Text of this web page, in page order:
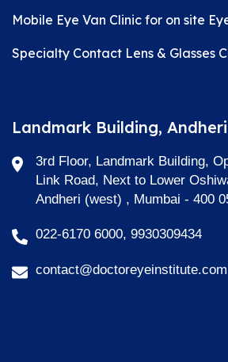
Mobile Eye Van Clinic for on site
Specialty Contact Lens & Glasses
Landmark Building,
3rd Floor, Landmark Building,
Link Road, Next to Lower
Andheri (west) , Mumbai - 400
022-6170 6000, 9930309434
contact@doctoreyeinstitute.com